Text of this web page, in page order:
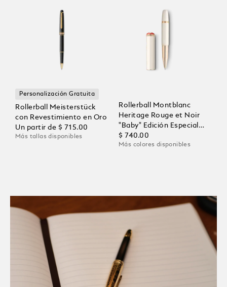
Personalización Gratuita
Rollerball Meisterstück
con Revestimiento en Oro
Un partir de $ 715.00
Más tallas disponibles
Rollerball Montblanc
Heritage Rouge et Noir
"Baby" Edición Especial
Color Marfil
$ 740.00
Más colores disponibles